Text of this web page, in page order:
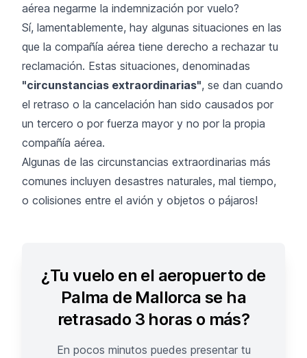
aérea negarme la indemnización por vuelo?
Sí, lamentablemente, hay algunas situaciones en las
que la compañía aérea tiene derecho a rechazar tu
reclamación. Estas situaciones, denominadas
"circunstancias extraordinarias", se dan cuando
el retraso o la cancelación han sido causados por
un tercero o por fuerza mayor y no por la propia
compañía aérea.
Algunas de las circunstancias extraordinarias más
comunes incluyen desastres naturales, mal tiempo,
o colisiones entre el avión y objetos o pájaros!
¿Tu vuelo en el aeropuerto de
Palma de Mallorca se ha
retrasado 3 horas o más?
En pocos minutos puedes presentar tu